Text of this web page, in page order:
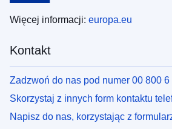
Więcej informacji: europa.eu
Kontakt
Zadzwoń do nas pod numer 00 800 6
Skorzystaj z innych form kontaktu
Napisz do nas, korzystając z